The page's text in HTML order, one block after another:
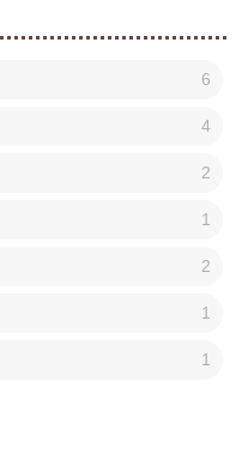
6
4
2
1
2
1
1